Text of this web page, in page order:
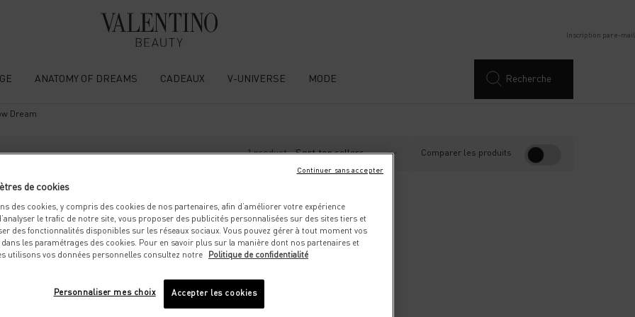
Inscription par e-mail
ANATOMY OF DREAMS CADEAUX V-UNIVERSE MODE Recherche
Dream
1 product Sort: Comparer les produits
de cookies
des cookies, y compris des cookies de nos partenaires, afin d’améliorer votre expérience
le trafic de notre site, vous proposer des publicités personnalisées sur des sites tiers et
des fonctionnalités disponibles sur les réseaux sociaux. Vous pouvez gérer à tout moment vos
dans les paramétrages des cookies. Pour en savoir plus sur la manière dont nos partenaires et
utilisons vos données personnelles consultez notre
Politique de confidentialité
Personnaliser mes choix Accepter les cookies
Continuer sans accepter